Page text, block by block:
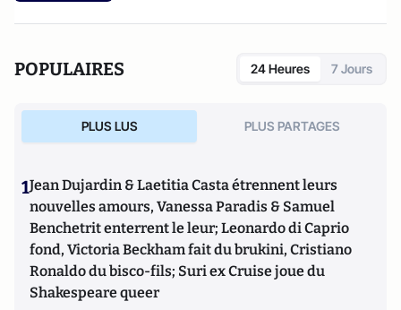
POPULAIRES 24 Heures 7 Jours
PLUS LUS PLUS PARTAGES
1Jean Dujardin & Laetitia Casta étrennent leurs
nouvelles amours, Vanessa Paradis & Samuel
Benchetrit enterrent le leur; Leonardo di Caprio
fond, Victoria Beckham fait du brukini, Cristiano
Ronaldo du bisco-fils; Suri ex Cruise joue du
Shakespeare queer